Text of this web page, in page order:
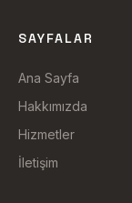
SAYFALAR
Ana Sayfa
Hakkımızda
Hizmetler
İletişim